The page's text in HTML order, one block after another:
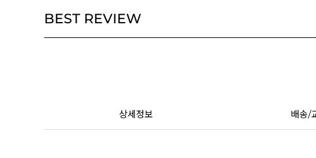
BEST REVIEW
상세정보 배송/